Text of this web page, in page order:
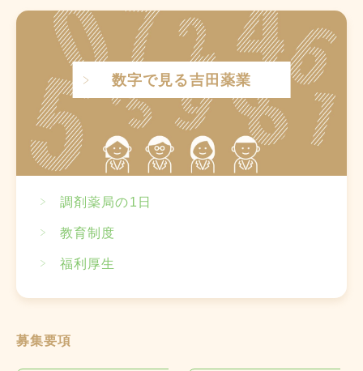
働
数字で見る吉田薬業
調剤薬局の1日
教育制度
福利厚生
募集要項